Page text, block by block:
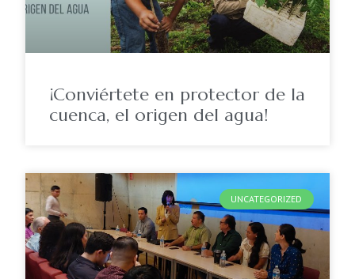
¡Conviértete en protector de la
cuenca, el origen del agua!
UNCATEGORIZED